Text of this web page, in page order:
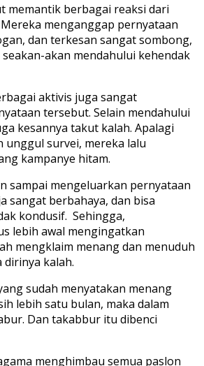
memantik berbagai reaksi dari
menganggap pernyataan
dan terkesan sangat sombong,
akan mendahului kehendak
aktivis juga sangat
tersebut. Selain mendahului
kesannya takut kalah. Apalagi
unggul survei, mereka lalu
kampanye hitam.
sampai mengeluarkan pernyataan
sangat berbahaya, dan bisa
kondusif. Sehingga,
lebih awal mengingatkan
mengklaim menang dan menuduh
dirinya kalah.
sudah menyatakan menang
lebih satu bulan, maka dalam
Dan takabbur itu dibenci
menghimbau semua paslon